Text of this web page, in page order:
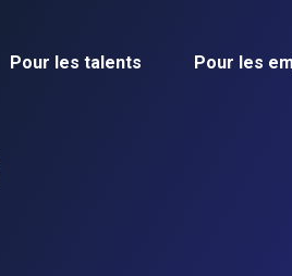
Pour les talents Pour les